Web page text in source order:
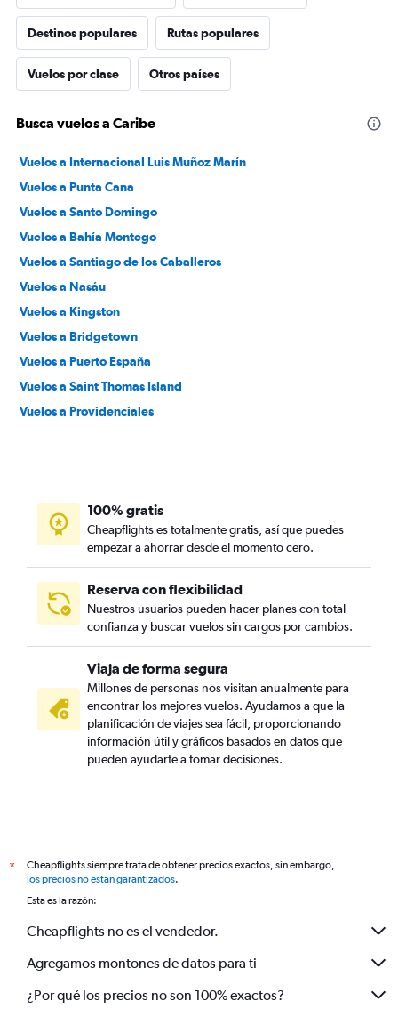
Destinos populares Rutas populares
Vuelos por clase Otros países
Busca vuelos a Caribe
Vuelos a Internacional Luis Muñoz Marín
Vuelos a Punta Cana
Vuelos a Santo Domingo
Vuelos a Bahía Montego
Vuelos a Santiago de los Caballeros
Vuelos a Nasáu
Vuelos a Kingston
Vuelos a Bridgetown
Vuelos a Puerto España
Vuelos a Saint Thomas Island
Vuelos a Providenciales
Vuelos a Cabo Haitiano
Vuelos a Ponce
Vuelos a Georgetown
Vuelos a La Romana
Vuelos a Puerto Príncipe
Vuelos a Ocho Ríos
Vuelos a Negril
Vuelos a Newcastle
Vuelos a Cayo Coco
Vuelos a La Habana
Vuelos a Holguín
Vuelos a San Juan
100% gratis
Cheapflights es totalmente gratis, así que puedes
empezar a ahorrar desde el momento cero.
Reserva con flexibilidad
Nuestros usuarios pueden hacer planes con total
confianza y buscar vuelos sin cargos por cambios.
Viaja de forma segura
Millones de personas nos visitan anualmente para
encontrar los mejores vuelos. Ayudamos a que la
planificación de viajes sea fácil, proporcionando
información útil y gráficos basados en datos que
pueden ayudarte a tomar decisiones.
*
Cheapflights siempre trata de obtener precios exactos, sin embargo,
los precios no están garantizados.
Esta es la razón:
Cheapflights no es el vendedor.
Agregamos montones de datos para ti
¿Por qué los precios no son 100% exactos?